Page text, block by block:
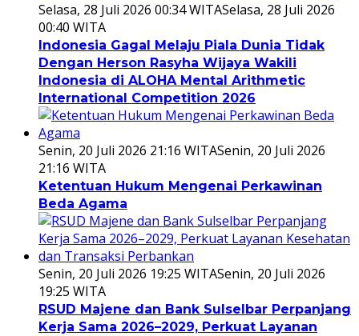
Selasa, 28 Juli 2026 00:34 WITASelasa, 28 Juli 2026
00:40 WITA
Indonesia Gagal Melaju Piala Dunia Tidak
Dengan Herson Rasyha Wijaya Wakili
Indonesia di ALOHA Mental Arithmetic
International Competition 2026
Senin, 20 Juli 2026 21:16 WITASenin, 20 Juli 2026
21:16 WITA
Ketentuan Hukum Mengenai Perkawinan
Beda Agama
Senin, 20 Juli 2026 19:25 WITASenin, 20 Juli 2026
19:25 WITA
RSUD Majene dan Bank Sulselbar Perpanjang
Kerja Sama 2026–2029, Perkuat Layanan